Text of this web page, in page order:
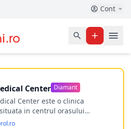
Cont
Center Diamant
Center este o clinica
in centrul orasului
avand o experienta de